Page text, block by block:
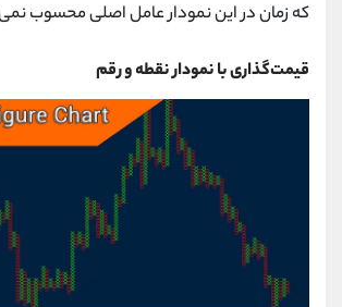
که زمان در این نمودار عامل اصلی محسوب
قیمت‌گذاری با نمودار نقطه و رقم